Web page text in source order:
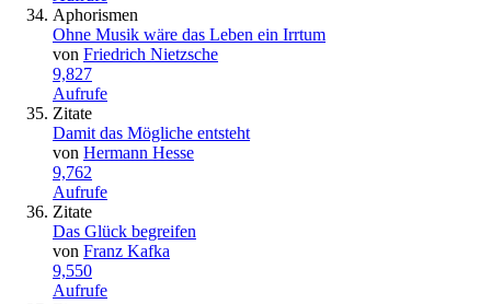
Aphorismen
Ohne Musik wäre das Leben ein Irrtum
von Friedrich Nietzsche
9,827
Aufrufe
Zitate
Damit das Mögliche entsteht
von Hermann Hesse
9,762
Aufrufe
Zitate
Das Glück begreifen
von Franz Kafka
9,550
Aufrufe